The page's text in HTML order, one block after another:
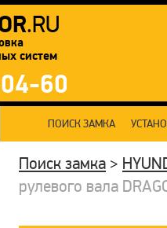
.RU
систем
60
ПОИСК ЗАМКА
Поиск замка >
рулевого вала